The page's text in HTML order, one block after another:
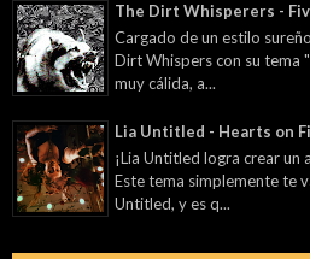
The Dirt Whisperers -
Cargado de un estilo
Dirt Whispers con su tema
muy cálida, a...
Lia Untitled - Hearts on
¡Lia Untitled logra crear un
Este tema simplemente te
Untitled, y es q...